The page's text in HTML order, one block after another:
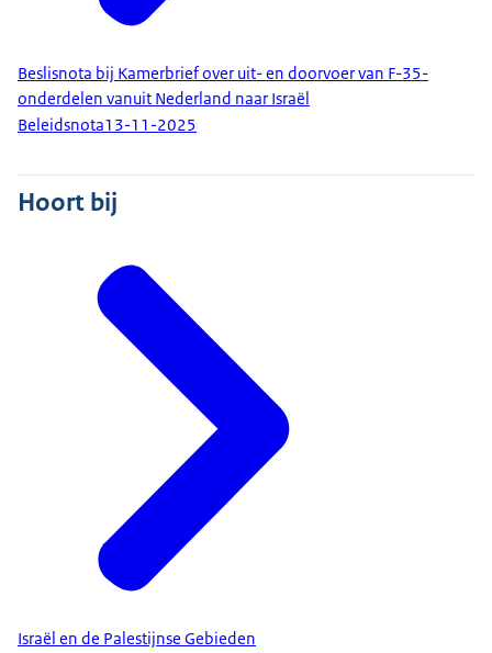
Beslisnota bij Kamerbrief over uit- en doorvoer van F-35-
onderdelen vanuit Nederland naar Israël
Beleidsnota13-11-2025
Hoort bij
Israël en de Palestijnse Gebieden